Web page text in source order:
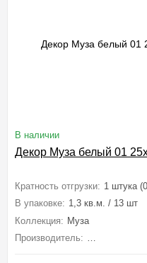
В наличии
Декор Муза белый 01
Кратность отгрузки: 1 штука
В упаковке: 1,3 кв.м. / 13 шт
Коллекция: Муза
Производитель: Unitile